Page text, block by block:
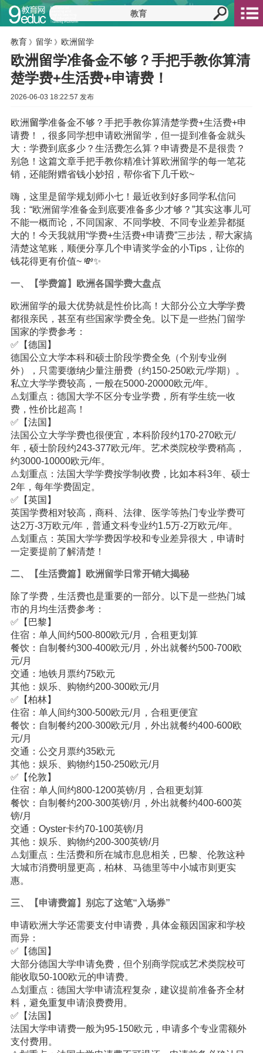
教育 》 留学》 欧洲留学
欧洲留学准备金不够？手把手教你算清
楚学费+生活费+申请费！
2026-06-03 18:22:57 发布
欧洲 留学准备金不够？手把手教你算清楚学费+生活费+申
请费！，很多同学想申请欧洲留学，但一提到准备金就头
大：学费到底多少？生活费怎么算？申请费是不是很贵？
别急！这篇文章手把手教你精准计算欧洲留学的每一笔花
销，还能附赠省钱小妙招，帮你省下几千欧~
嗨，这里是留学规划师小七！最近收到好多同学私信问
我：“欧洲留学准备金到底要准备多少才够？”其实这事儿可
不能一概而论，不同国家、不同学校、不同专业差异都挺
大的！今天我就用“学费+生活费+申请费”三步法，帮大家搞
清楚这笔账，顺便分享几个申请奖学金的小Tips，让你的
钱花得更有价值~ 💸✨
一、【学费篇】欧洲各国学费大盘点
欧洲留学的最大优势就是性价比高！大部分公立大学学费
都很亲民，甚至有些国家学费全免。以下是一些热门留学
国家的学费参考：
✅【德国】
德国公立大学本科和硕士阶段学费全免（个别专业例
外），只需要缴纳少量注册费（约150-250欧元/学期）。
私立大学学费较高，一般在5000-20000欧元/年。
⚠️划重点：德国大学不区分专业学费，所有学生统一收
费，性价比超高！
✅【法国】
法国公立大学学费也很便宜，本科阶段约170-270欧元/
年，硕士阶段约243-377欧元/年。艺术类院校学费稍高，
约3000-10000欧元/年。
⚠️划重点：法国大学学费按学制收费，比如本科3年、硕士
2年，每年学费固定。
✅【英国】
英国学费相对较高，商科、法律、医学等热门专业学费可
达2万-3万欧元/年，普通文科专业约1.5万-2万欧元/年。
⚠️划重点：英国大学学费因学校和专业差异很大，申请时
一定要提前了解清楚！
二、【生活费篇】欧洲留学日常开销大揭秘
除了学费，生活费也是重要的一部分。以下是一些热门城
市的月均生活费参考：
✅【巴黎】
住宿：单人间约500-800欧元/月，合租更划算
餐饮：自制餐约300-400欧元/月，外出就餐约500-700欧
元/月
交通：地铁月票约75欧元
其他：娱乐、购物约200-300欧元/月
✅【柏林】
住宿：单人间约300-500欧元/月，合租更便宜
餐饮：自制餐约200-300欧元/月，外出就餐约400-600欧
元/月
交通：公交月票约35欧元
其他：娱乐、购物约150-250欧元/月
✅【伦敦】
住宿：单人间约800-1200英镑/月，合租更划算
餐饮：自制餐约200-300英镑/月，外出就餐约400-600英
镑/月
交通：Oyster卡约70-100英镑/月
其他：娱乐、购物约200-300英镑/月
⚠️划重点：生活费和所在城市息息相关，巴黎、伦敦这种
大城市消费明显更高，柏林、马德里等中小城市则更实
惠。
三、【申请费篇】别忘了这笔“入场券”
申请欧洲大学还需要支付申请费，具体金额因国家和学校
而异：
✅【德国】
大部分德国大学申请免费，但个别商学院或艺术类院校可
能收取50-100欧元的申请费。
⚠️划重点：德国大学申请流程复杂，建议提前准备齐全材
料，避免重复申请浪费费用。
✅【法国】
法国大学申请费一般为95-150欧元，申请多个专业需额外
支付费用。